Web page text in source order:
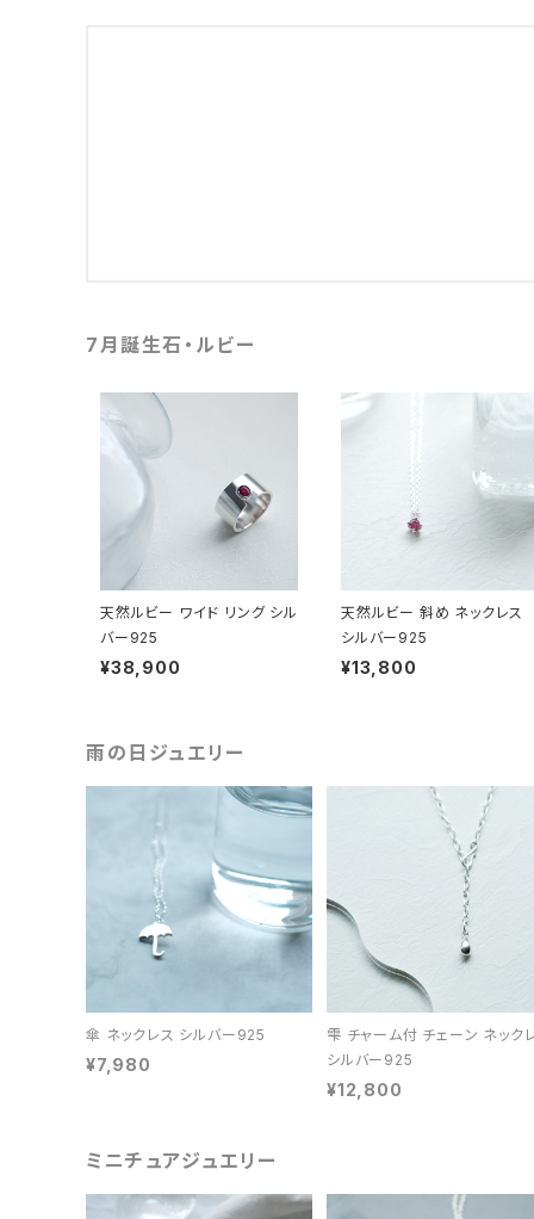
7月誕生石・ルビー
天然ルビー ワイド リング シル
バー925
¥38,900
天然ルビー 斜め ネックレス
シルバー925
¥13,800
雨の日ジュエリー
傘 ネックレス シルバー925
¥7,980
雫 チャーム付 チェーン ネック
シルバー925
¥12,800
ミニチュアジュエリー